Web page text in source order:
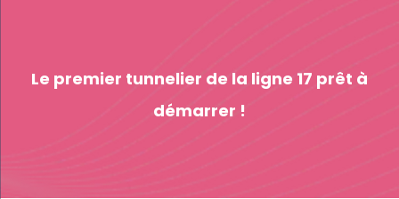
Le premier tunnelier de la ligne 17 prêt à
démarrer !